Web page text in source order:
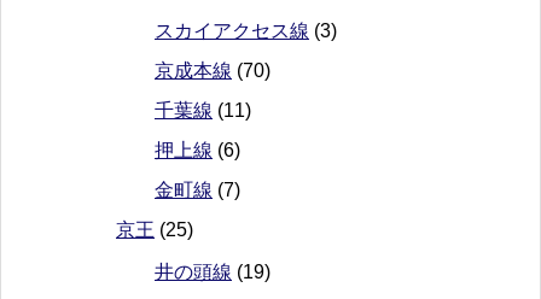
スカイアクセス線 (3)
京成本線 (70)
千葉線 (11)
押上線 (6)
金町線 (7)
京王 (25)
井の頭線 (19)